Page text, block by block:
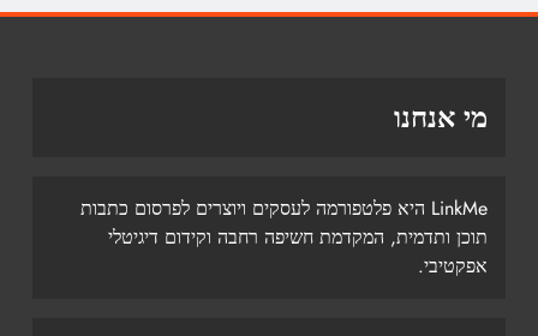
מי אנחנו
LinkMe היא פלטפורמה לעסקים ויוצרים לפרסום כתבות
תוכן ותדמית, המקדמת חשיפה רחבה וקידום דיגיטלי
אפקטיבי.